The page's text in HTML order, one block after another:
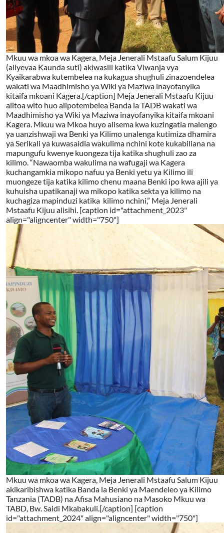
Mkuu wa mkoa wa Kagera, Meja Jenerali Mstaafu Salum Kijuu
(aliyevaa Kaunda suti) akiwasili katika Viwanja vya
Kyaikarabwa kutembelea na kukagua shughuli zinazoendelea
wakati wa Maadhimisho ya Wiki ya Maziwa inayofanyika
kitaifa mkoani Kagera.[/caption] Meja Jenerali Mstaafu Kijuu
alitoa wito huo alipotembelea Banda la TADB wakati wa
Maadhimisho ya Wiki ya Maziwa inayofanyika kitaifa mkoani
Kagera. Mkuu wa Mkoa huyo alisema kwa kuzingatia malengo
ya uanzishwaji wa Benki ya Kilimo unalenga kutimiza dhamira
ya Serikali ya kuwasaidia wakulima nchini kote kukabiliana na
mapungufu kwenye kuongeza tija katika shughuli zao za
kilimo. “Nawaomba wakulima na wafugaji wa Kagera
kuchangamkia mikopo nafuu ya Benki yetu ya Kilimo ili
muongeze tija katika kilimo chenu maana Benki ipo kwa ajili ya
kuhuisha upatikanaji wa mikopo katika sekta ya kilimo na
kuchagiza mapinduzi katika kilimo nchini,” Meja Jenerali
Mstaafu Kijuu alisihi. [caption id="attachment_2023"
align="aligncenter" width="750"]
Mkuu wa mkoa wa Kagera, Meja Jenerali Mstaafu Salum Kijuu
akikaribishwa katika Banda la Benki ya Maendeleo ya Kilimo
Tanzania (TADB) na Afisa Mahusiano na Masoko Mkuu wa
TABD, Bw. Saidi Mkabakuli.[/caption] [caption
id="attachment_2024" align="aligncenter" width="750"]